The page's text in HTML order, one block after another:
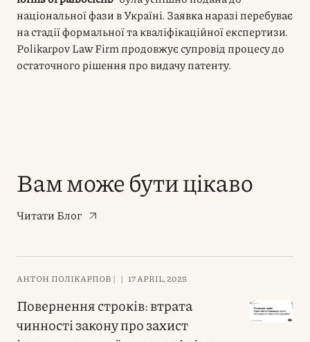
національної фази в Україні. Заявка наразі перебуває
на стадії формальної та кваліфікаційної експертизи.
Polikarpov Law Firm продовжує супровід процесу до
остаточного рішення про видачу патенту.
Вам може бути цікаво
Читати Блог
АНТОН ПОЛІКАРПОВ | | 17 APRIL, 2025
Повернення строків: втрата
чинності закону про захист